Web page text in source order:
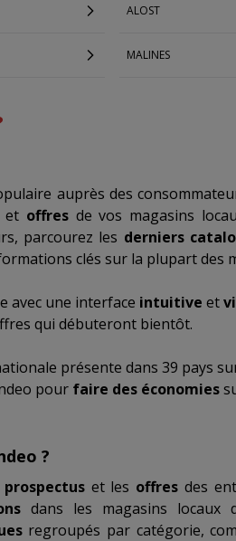
ALOST
MALINES
auprès des
offres de vos magasins
parcourez les derniers
clés sur la plupart des
avec une interface intuitive et
qui débuteront bientôt.
présente dans 39 pays
pour faire des économies
?
prospectuset les offres des
dans les magasins locaux
regroupés par catégorie,